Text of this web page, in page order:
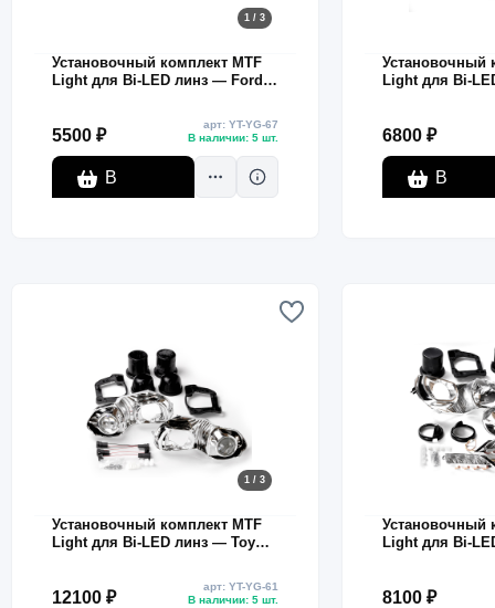
1 / 3
Установочный комплект MTF
Light для Bi-LED линз — Ford
5500 ₽
арт: YT-YG-67
В наличии: 5 шт.
В
Установочный
Light для Bi-
6800 ₽
В
1 / 3
Установочный комплект MTF
Light для Bi-LED линз — Toyota
свет, комплект
12100 ₽
арт: YT-YG-61
В наличии: 5 шт.
Установочный
Light для Bi-
8100 ₽